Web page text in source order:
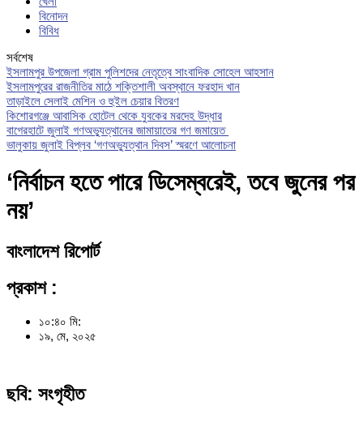
বিনোদন
বিবিধ
সর্বশেষ
ইসলামপুর উপজেলা গ্রাম পুলিশদের নেতৃত্বে সাংবাদিক সোহেল আহসান
ইসলামপুরের রাজনীতির মাঠে শক্তিশালী অবস্থানে ফরহাদ খান
তাড়াইলে সেলাই মেশিন ও হুইল চেয়ার বিতরণ
কিশোরগঞ্জে আবাসিক হোটেল থেকে যুবকের মরদেহ উদ্ধার
বাগেরহাটে জুলাই গণঅভ্যুত্থানের জামায়াতের গণ জমায়েত
ভালুকায় জুলাই বিপ্লব ‘গণঅভ্যুত্থান দিবস’ স্মরণে আলোচনা
‘নির্বাচন হতে পারে ডিসেম্বরেই, তবে জুনের পর
নয়’
বাংলাদেশ রিপোর্ট
প্রকাশ :
১০:৪০ মি:
১৯, মে, ২০২৫
ছবি: সংগৃহীত